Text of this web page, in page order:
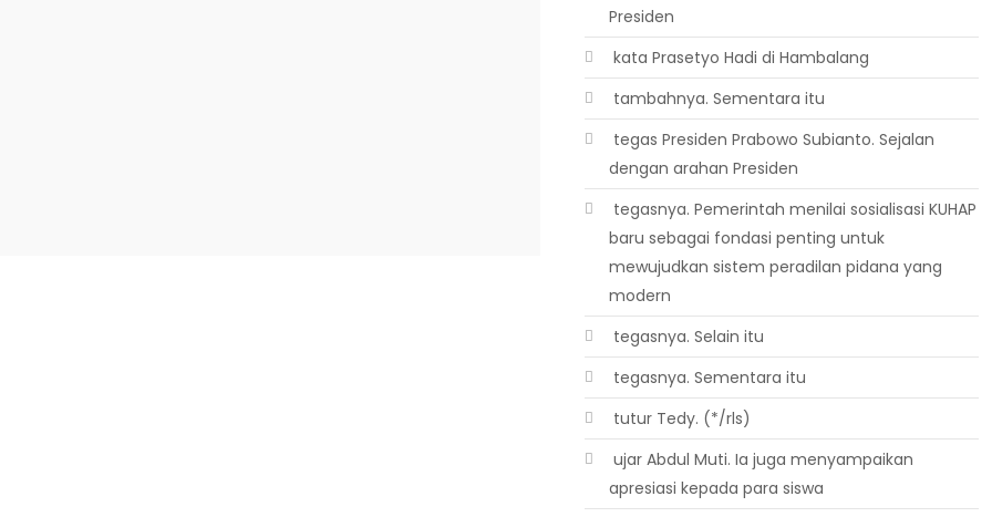
Presiden
 kata Prasetyo Hadi di Hambalang
 tambahnya. Sementara itu
 tegas Presiden Prabowo Subianto. Sejalan
dengan arahan Presiden
 tegasnya. Pemerintah menilai sosialisasi KUHAP
baru sebagai fondasi penting untuk
mewujudkan sistem peradilan pidana yang
modern
 tegasnya. Selain itu
 tegasnya. Sementara itu
 tutur Tedy. (*/rls)
 ujar Abdul Muti. Ia juga menyampaikan
apresiasi kepada para siswa